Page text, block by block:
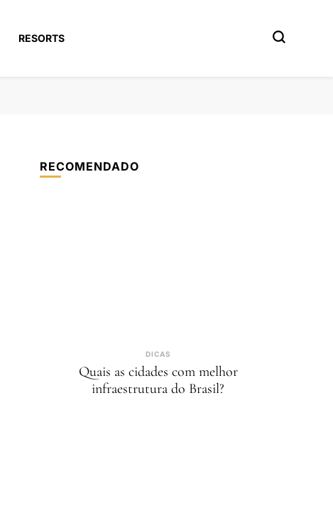
RESORTS
RECOMENDADO
DICAS
Quais as cidades com melhor
infraestrutura do Brasil?